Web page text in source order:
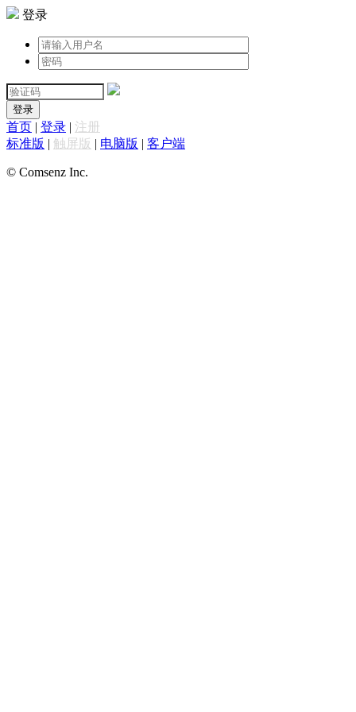
登录
登录
首页 | 登录 | 注册
标准版 | 触屏版 | 电脑版 | 客户端
© Comsenz Inc.